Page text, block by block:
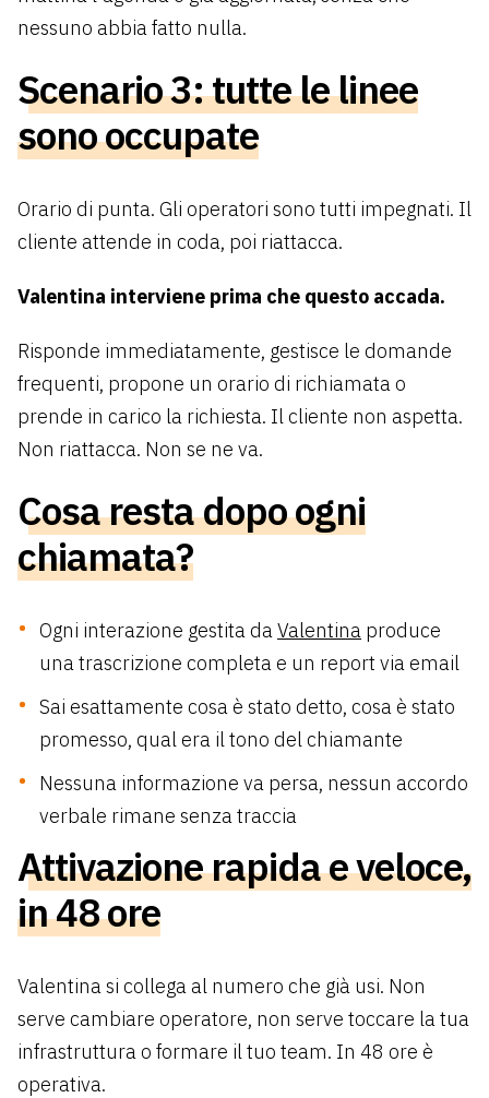
nessuno abbia fatto nulla.
Scenario 3: tutte le linee
sono occupate
Orario di punta. Gli operatori sono tutti impegnati. Il
cliente attende in coda, poi riattacca.
Valentina interviene prima che questo accada.
Risponde immediatamente, gestisce le domande
frequenti, propone un orario di richiamata o
prende in carico la richiesta. Il cliente non aspetta.
Non riattacca. Non se ne va.
Cosa resta dopo ogni
chiamata?
Ogni interazione gestita daValentina produce
una trascrizione completa e un report via email
Sai esattamente cosa è stato detto, cosa è stato
promesso, qual era il tono del chiamante
Nessuna informazione va persa, nessun accordo
verbale rimane senza traccia
Attivazione rapida e veloce,
in 48 ore
Valentina si collega al numero che già usi. Non
serve cambiare operatore, non serve toccare la tua
infrastruttura o formare il tuo team. In 48 ore è
operativa.